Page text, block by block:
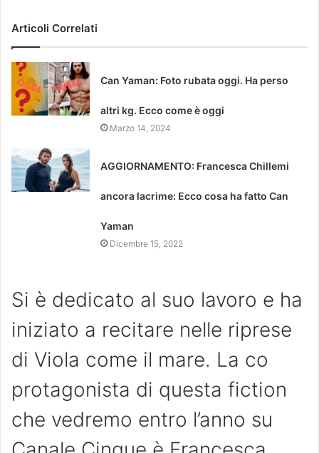
Articoli Correlati
Can Yaman: Foto rubata oggi. Ha perso
altri kg. Ecco come è oggi
Marzo 14, 2024
AGGIORNAMENTO: Francesca Chillemi
ancora lacrime: Ecco cosa ha fatto Can
Yaman
Dicembre 15, 2022
Si è dedicato al suo lavoro e ha
iniziato a recitare nelle riprese
di Viola come il mare. La co
protagonista di questa fiction
che vedremo entro l’anno su